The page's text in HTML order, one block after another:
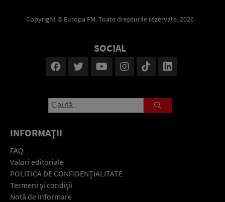
Copyright © Europa FM. Toate drepturile rezervate. 2026
SOCIAL
INFORMAŢII
FAQ
Valori editoriale
POLITICA DE CONFIDENŢIALITATE
Termeni şi condiţii
Notă de Informare